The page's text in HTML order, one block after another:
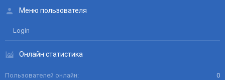
Меню пользователя
Login
Онлайн статистика
Пользователей онлайн
0